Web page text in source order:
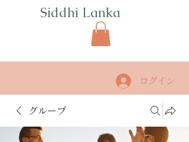
Siddhi Lanka​
ログイン
グループ